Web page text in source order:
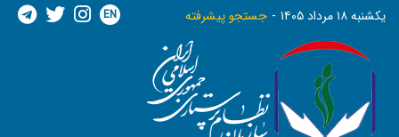
يکشنبه ١٨ مرداد ١٤٠٥ جستجو پیشرفته EN